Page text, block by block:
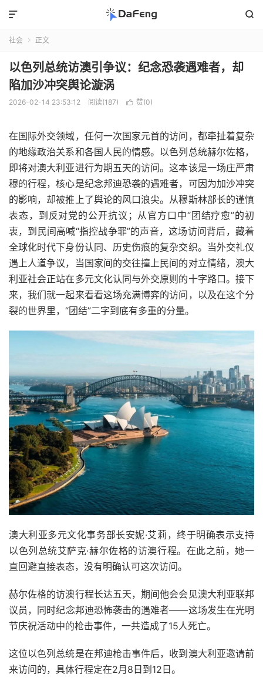


社会  正文
以色列总统访澳引争议：纪念恐袭遇难者，却
陷加沙冲突舆论漩涡
2026-02-14 23:53:12 阅读(187)  赞(0)
在国际外交领域，任何一次国家元首的访问，都牵扯着复杂
的地缘政治关系和各国人民的情感。以色列总统赫尔佐格，
即将对澳大利亚进行为期五天的访问。这本该是一场庄严肃
穆的行程，核心是纪念邦迪恐袭的遇难者，可因为加沙冲突
的影响，却被推上了舆论的风口浪尖。从穆斯林部长的谨慎
表态，到反对党的公开抗议；从官方口中“团结疗愈”的初
衷，到民间高喊“指控战争罪”的声音，这场访问背后，藏着
全球化时代下身份认同、历史伤痕的复杂交织。当外交礼仪
遇上人道争议，当国家间的交往撞上民间的对立情绪，澳大
利亚社会正站在多元文化认同与外交原则的十字路口。接下
来，我们就一起来看看这场充满博弈的访问，以及在这个分
裂的世界里，“团结”二字到底有多重的分量。
澳大利亚多元文化事务部长安妮·艾莉，终于明确表示支持
以色列总统艾萨克·赫尔佐格的访澳行程。在此之前，她一
直回避直接表态，没有明确认可这次访问。
赫尔佐格的访澳行程长达五天，期间他会会见澳大利亚联邦
议员，同时纪念邦迪恐怖袭击的遇难者——这场发生在光明
节庆祝活动中的枪击事件，一共造成了15人死亡。
这位以色列总统是在邦迪枪击事件后，收到澳大利亚邀请前
来访问的，具体行程定在2月8日到12日。